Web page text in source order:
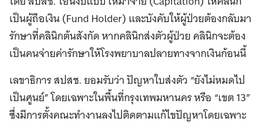
เป็นผู้ถือเงิน (Fund Holder) และบังคับให้ผู้ป่วยต้องกลับมา
รักษาที่คลินิกต้นสังกัด หากคลินิกส่งตัวผู้ป่วย คลินิกจะต้อง
เป็นคนจ่ายค่ารักษาให้โรงพยาบาลปลายทางจากเงินก้อนนี้
เลขาธิการ สปสช. ยอมรับว่า ปัญหาใบส่งตัว “ยังไม่หมดไป
เป็นศูนย์” โดยเฉพาะในพื้นที่กรุงเทพมหานคร หรือ “เขต 13”
ซึ่งมีการตั้งคณะทำงานลงไปติดตามแก้ไขปัญหาโดยเฉพาะ